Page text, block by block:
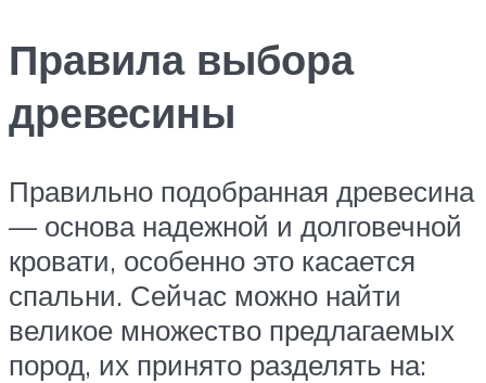
Правила выбора
древесины
Правильно подобранная древесина
— основа надежной и долговечной
кровати, особенно это касается
спальни. Сейчас можно найти
великое множество предлагаемых
пород, их принято разделять на: